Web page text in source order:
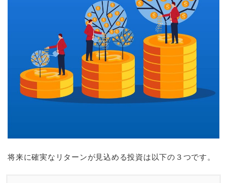
将来に確実なリターンが見込める投資は以下の３つです。